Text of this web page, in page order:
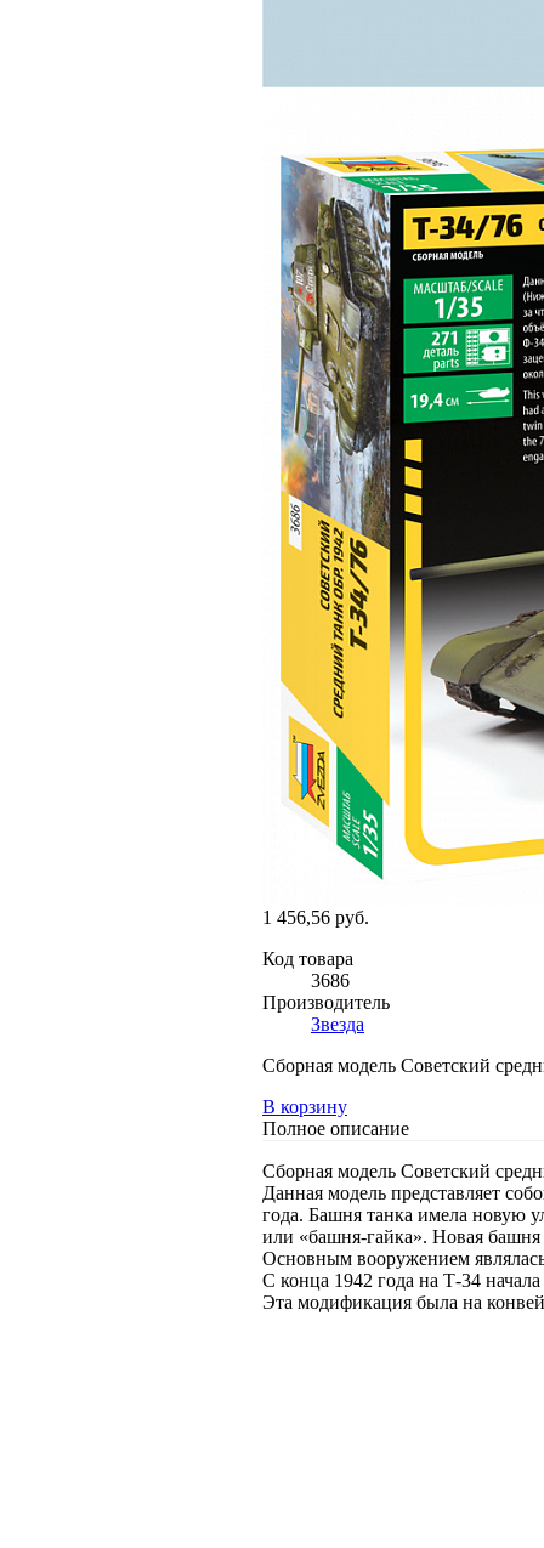
1 456,56 руб.
Код товара
3686
Производитель
Звезда
Сборная модель Советский
В корзину
Полное описание
Сборная модель Советский
Данная модель представляет
года. Башня танка имела новую
или «башня-гайка». Новая
Основным вооружением
С конца 1942 года на Т-34
Эта модификация была на